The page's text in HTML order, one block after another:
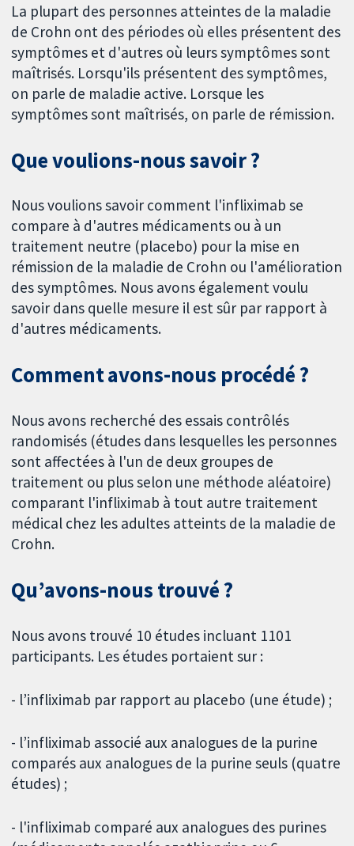
La plupart des personnes atteintes de la maladie
de Crohn ont des périodes où elles présentent des
symptômes et d'autres où leurs symptômes sont
maîtrisés. Lorsqu'ils présentent des symptômes,
on parle de maladie active. Lorsque les
symptômes sont maîtrisés, on parle de rémission.
Que voulions-nous savoir ?
Nous voulions savoir comment l'infliximab se
compare à d'autres médicaments ou à un
traitement neutre (placebo) pour la mise en
rémission de la maladie de Crohn ou l'amélioration
des symptômes. Nous avons également voulu
savoir dans quelle mesure il est sûr par rapport à
d'autres médicaments.
Comment avons-nous procédé ?
Nous avons recherché des essais contrôlés
randomisés (études dans lesquelles les personnes
sont affectées à l'un de deux groupes de
traitement ou plus selon une méthode aléatoire)
comparant l'infliximab à tout autre traitement
médical chez les adultes atteints de la maladie de
Crohn.
Qu’avons-nous trouvé ?
Nous avons trouvé 10 études incluant 1101
participants. Les études portaient sur :
- l’infliximab par rapport au placebo (une étude) ;
- l’infliximab associé aux analogues de la purine
comparés aux analogues de la purine seuls (quatre
études) ;
- l'infliximab comparé aux analogues des purines